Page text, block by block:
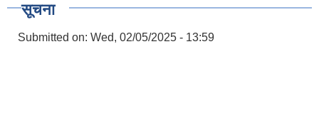
सूचना
Submitted on: Wed, 02/05/2025 - 13:59